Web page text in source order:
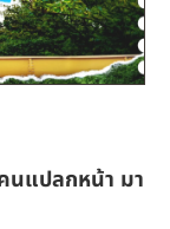
นแปลกหน้า มา